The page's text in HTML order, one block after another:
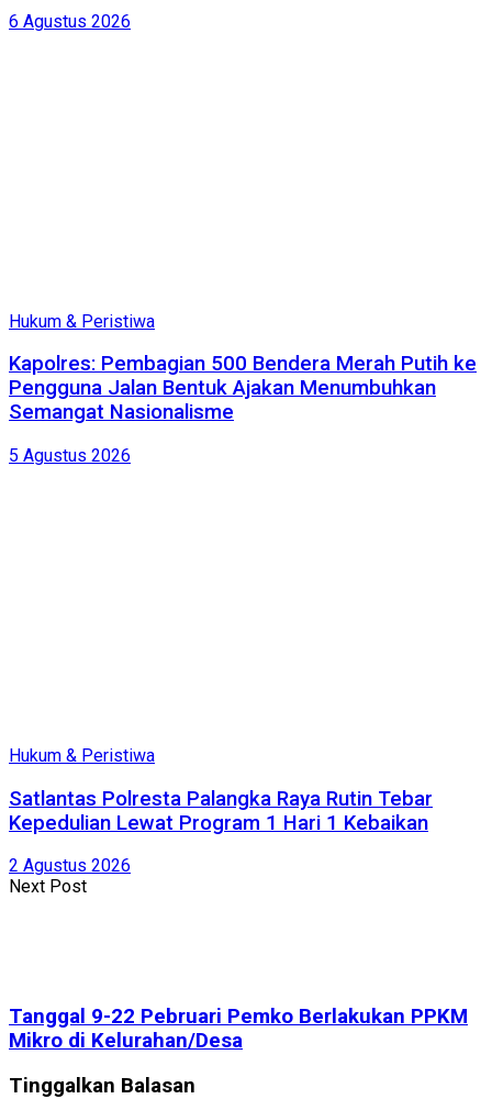
6 Agustus 2026
Hukum & Peristiwa
Kapolres: Pembagian 500 Bendera Merah Putih ke
Pengguna Jalan Bentuk Ajakan Menumbuhkan
Semangat Nasionalisme
5 Agustus 2026
Hukum & Peristiwa
Satlantas Polresta Palangka Raya Rutin Tebar
Kepedulian Lewat Program 1 Hari 1 Kebaikan
2 Agustus 2026
Next Post
Tanggal 9-22 Pebruari Pemko Berlakukan PPKM
Mikro di Kelurahan/Desa
Tinggalkan Balasan